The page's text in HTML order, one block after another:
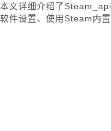
本文详细介绍了
软件设置、使用Steam内